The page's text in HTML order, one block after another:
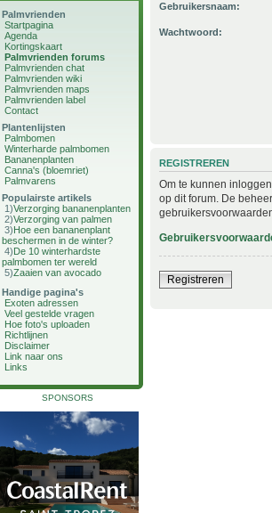
Palmvrienden
Startpagina
Agenda
Kortingskaart
Palmvrienden forums
Palmvrienden chat
Palmvrienden wiki
Palmvrienden maps
Palmvrienden label
Contact
Plantenlijsten
Palmbomen
Winterharde palmbomen
Bananenplanten
Canna's (bloemriet)
Palmvarens
Populairste artikels
1)Verzorging bananenplanten
2)Verzorging van palmen
3)Hoe een bananenplant
beschermen in de winter?
4)De 10 winterhardste
palmbomen ter wereld
5)Zaaien van avocado
Handige pagina's
Exoten adressen
Veel gestelde vragen
Hoe foto's uploaden
Richtlijnen
Disclaimer
Link naar ons
Links
SPONSORS
Gebruikersnaam:
Wachtwoord:
REGISTREREN
Om te kunnen
op dit forum. De
Registreren